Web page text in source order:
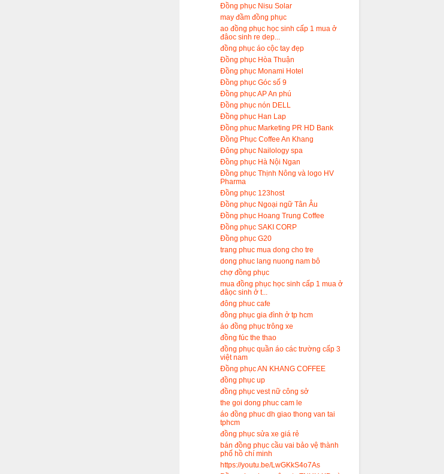
Đồng phục Nisu Solar
may đầm đồng phục
ao đồng phục học sinh cấp 1 mua ở
đâoc sinh re dep...
đồng phục áo cộc tay đẹp
Đồng phục Hòa Thuận
Đồng phục Monami Hotel
Đồng phục Góc số 9
Đồng phục AP An phú
Đồng phục nón DELL
Đồng phục Han Lap
Đồng phuc Marketing PR HD Bank
Đồng Phục Coffee An Khang
Đông phục Nailology spa
Đồng phục Hà Nội Ngan
Đồng phục Thịnh Nông và logo HV
Pharma
Đồng phục 123host
Đồng phục Ngoại ngữ Tân Âu
Đồng phục Hoang Trung Coffee
Đồng phục SAKI CORP
Đồng phục G20
trang phuc mua dong cho tre
dong phuc lang nuong nam bô
chợ đồng phục
mua đồng phục học sinh cấp 1 mua ở
đâọc sinh ở t...
đông phuc cafe
đồng phục gia đình ở tp hcm
áo đồng phục trông xe
đồng fúc the thao
đồng phục quần áo các trường cấp 3
việt nam
Đồng phục AN KHANG COFFEE
đồng phục up
đồng phục vest nữ công sở
the goi dong phuc cam le
áo đồng phuc dh giao thong van tai
tphcm
đồng phục sửa xe giá rẻ
bán đồng phục cầu vai bảo vệ thành
phố hồ chí minh
https://youtu.be/LwGKkS4o7As